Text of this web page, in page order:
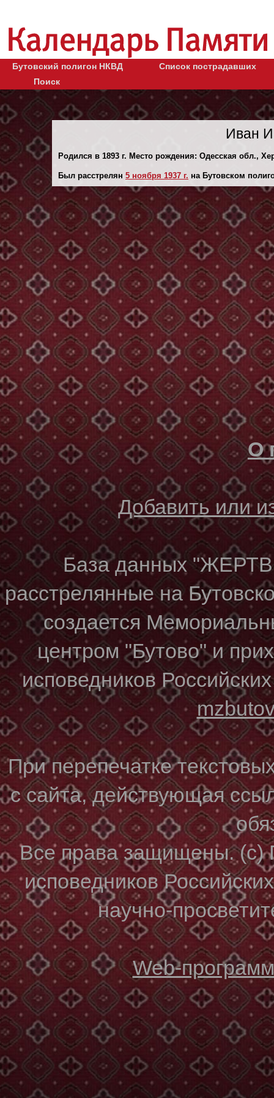
Бутовский полигон НКВД
Список пострадавших
Поиск
Иван
Родился в 1893 г. Место рождения: Одесская обл.,
Был расстрелян 5 ноября 1937 г. на Бутовском
О
Добавить или
База данных
расстрелянные на
создается
центром "Бутово" и
исповедников
При перепечатке
с сайта, действующая
Все права защищены. (с)
исповедников
научно-
Web-